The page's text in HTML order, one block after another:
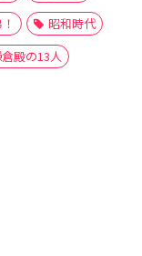
昭和時代
殿の13人